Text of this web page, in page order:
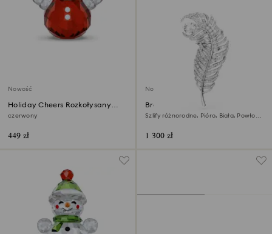
Nowość
Holiday Cheers Rozkołysany
Święty Mikołaj
czerwony
449 zł
Nowość
Broszka Vienna
Szlify różnorodne, Pióro, Biała, Powłoka
1 300 zł